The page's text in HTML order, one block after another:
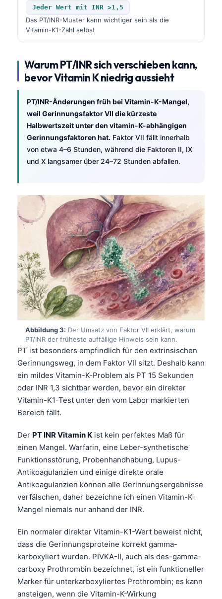
Jeder Wert mit INR >1,5
Das PT/INR-Muster kann wichtiger sein als die
Vitamin-K1-Zahl selbst
Warum PT/INR sich verschieben kann,
bevor Vitamin K niedrig aussieht
PT/INR-Änderungen früh bei Vitamin-K-Mangel,
weil Gerinnungsfaktor VII die kürzeste
Halbwertszeit unter den vitamin-K-abhängigen
Gerinnungsfaktoren hat. Faktor VII fällt innerhalb
von etwa 4–6 Stunden, während die Faktoren II, IX
und X langsamer über 24–72 Stunden abfallen.
Abbildung 3: Der Umsatz von Faktor VII erklärt, warum
PT/INR der früheste auffällige Hinweis sein kann.
PT ist besonders empfindlich für den extrinsischen
Gerinnungsweg, in dem Faktor VII sitzt. Deshalb kann
ein mildes Vitamin-K-Problem als PT 15 Sekunden
oder INR 1,3 sichtbar werden, bevor ein direkter
Vitamin-K1-Test unter den vom Labor markierten
Bereich fällt.
Der PT INR Vitamin K ist kein perfektes Maß für
einen Mangel. Warfarin, eine Leber-synthetische
Funktionsstörung, Probenhandhabung, Lupus-
Antikoagulanzien und einige direkte orale
Antikoagulanzien können alle Gerinnungsergebnisse
verfälschen, daher bezeichne ich einen Vitamin-K-
Mangel niemals nur anhand der INR.
Ein normaler direkter Vitamin-K1-Wert beweist nicht,
dass die Gerinnungsproteine korrekt gamma-
karboxyliert wurden. PIVKA-II, auch als des-gamma-
carboxy Prothrombin bezeichnet, ist ein funktioneller
Marker für unterkarboxyliertes Prothrombin; es kann
ansteigen, wenn die Vitamin-K-Wirkung